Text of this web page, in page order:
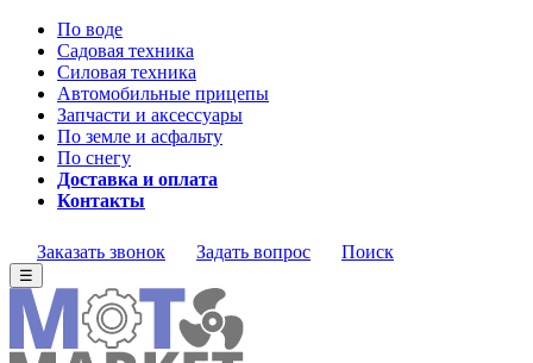
По воде
Садовая техника
Силовая техника
Автомобильные прицепы
Запчасти и аксессуары
По земле и асфальту
По снегу
Доставка и оплата
Контакты
Заказать звонок Задать вопрос Поиск
☰